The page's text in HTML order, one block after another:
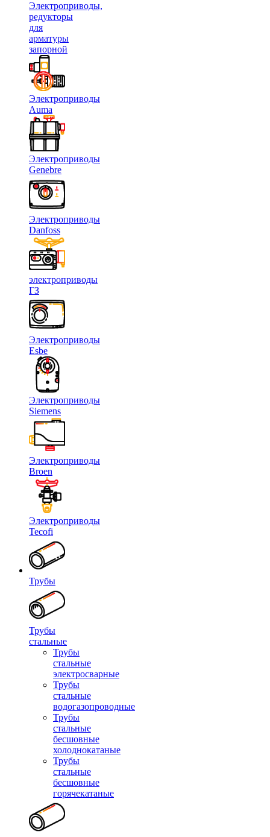
Электроприводы,
редукторы
для
арматуры
запорной
Электроприводы
Auma
Электроприводы
Genebre
Электроприводы
Danfoss
электроприводы
ГЗ
Электроприводы
Esbe
Электроприводы
Siemens
Электроприводы
Broen
Электроприводы
Tecofi
Трубы
Трубы
стальные
Трубы
стальные
электросварные
Трубы
стальные
водогазопроводные
Трубы
стальные
бесшовные
холоднокатаные
Трубы
стальные
бесшовные
горячекатаные